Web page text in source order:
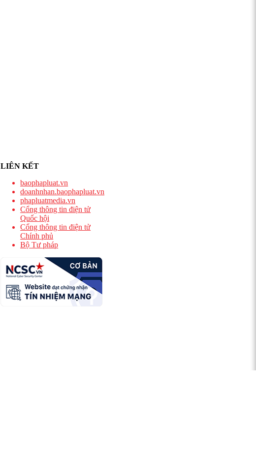
LIÊN KẾT
baophapluat.vn
doanhnhan.baophapluat.vn
phapluatmedia.vn
Cổng thông tin điện tử
Quốc hội
Cổng thông tin điện tử
Chính phủ
Bộ Tư pháp